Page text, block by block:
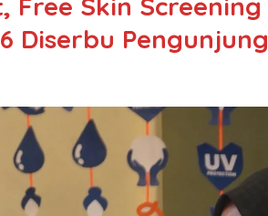
Diserbu Pengunjung